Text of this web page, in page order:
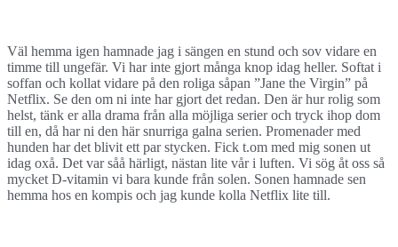
Väl hemma igen hamnade jag i sängen en stund och sov vidare en
timme till ungefär. Vi har inte gjort många knop idag heller. Softat i
soffan och kollat vidare på den roliga såpan ”Jane the Virgin” på
Netflix. Se den om ni inte har gjort det redan. Den är hur rolig som
helst, tänk er alla drama från alla möjliga serier och tryck ihop dom
till en, då har ni den här snurriga galna serien. Promenader med
hunden har det blivit ett par stycken. Fick t.om med mig sonen ut
idag oxå. Det var såå härligt, nästan lite vår i luften. Vi sög åt oss så
mycket D-vitamin vi bara kunde från solen. Sonen hamnade sen
hemma hos en kompis och jag kunde kolla Netflix lite till.